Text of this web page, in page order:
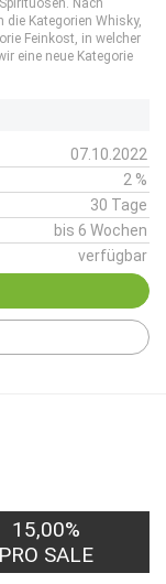
Nach
die Kategorien Whisky,
Feinkost, in welcher
eine neue Kategorie
07.10.2022
2 %
30 Tage
bis 6 Wochen
verfügbar
15,00%
PRO SALE